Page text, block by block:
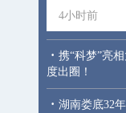
4小时前
· 携“科梦”亮
度出圈！
· 湖南娄底32